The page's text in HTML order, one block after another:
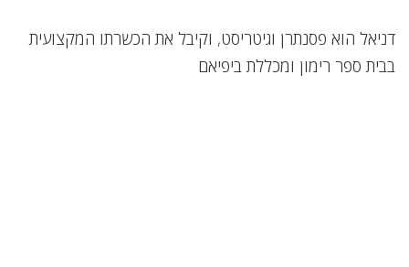
דניאל הוא פסנתרן וגיטריסט, וקיבל את הכשרתו המקצועית
בבית ספר רימון ומכללת ביפיאם